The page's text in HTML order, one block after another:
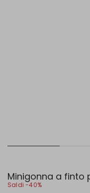
Minigonna a
Saldi -40%